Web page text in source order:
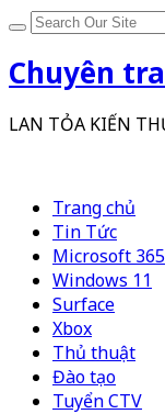
Chuyên
LAN TỎA KIẾN
Trang chủ
Tin Tức
Microsoft 365
Windows 11
Surface
Xbox
Thủ thuật
Đào tạo
Tuyển CTV